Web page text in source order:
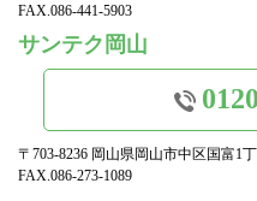
FAX.086-441-5903
サンテク岡山
〒703-8236 岡山県岡山市中区国富1
FAX.086-273-1089